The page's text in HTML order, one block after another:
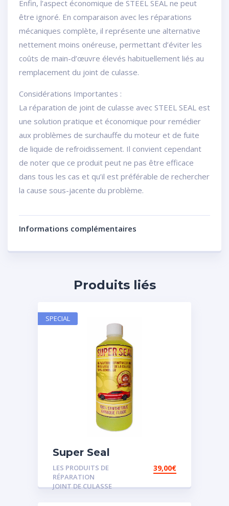
Enfin, l’aspect économique de STEEL SEAL ne peut
être ignoré. En comparaison avec les réparations
mécaniques complète, il représente une alternative
nettement moins onéreuse, permettant d’éviter les
coûts de main-d’œuvre élevés habituellement liés au
remplacement du joint de culasse.
Considérations Importantes :
La réparation de joint de culasse avec STEEL SEAL est
une solution pratique et économique pour remédier
aux problèmes de surchauffe du moteur et de fuite
de liquide de refroidissement. Il convient cependant
de noter que ce produit peut ne pas être efficace
dans tous les cas et qu’il est préférable de rechercher
la cause sous-jacente du problème.
Informations complémentaires
Produits liés
Super Seal
LES PRODUITS DE
RÉPARATION
JOINT DE CULASSE
39,00€
SPECIAL